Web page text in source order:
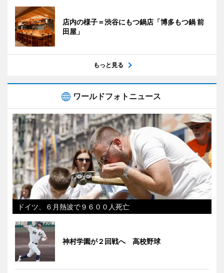
店内の様子＝渋谷にもつ鍋店「博多もつ鍋 前
田屋」
もっと見る
ワールドフォトニュース
ドイツ、６月熱波で９６００人死亡
神村学園が２回戦へ 高校野球